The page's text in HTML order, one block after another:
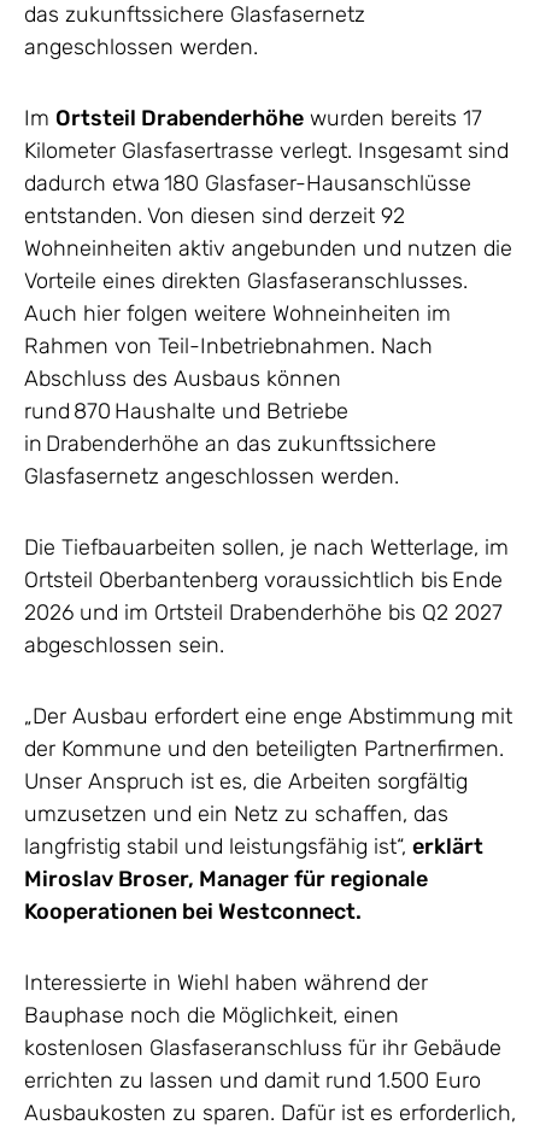
das zukunftssichere Glasfasernetz
angeschlossen werden.
Im Ortsteil Drabenderhöhe wurden bereits 17
Kilometer Glasfasertrasse verlegt. Insgesamt sind
dadurch etwa 180 Glasfaser-Hausanschlüsse
entstanden. Von diesen sind derzeit 92
Wohneinheiten aktiv angebunden und nutzen die
Vorteile eines direkten Glasfaseranschlusses.
Auch hier folgen weitere Wohneinheiten im
Rahmen von Teil-Inbetriebnahmen. Nach
Abschluss des Ausbaus können
rund 870 Haushalte und Betriebe
in Drabenderhöhe an das zukunftssichere
Glasfasernetz angeschlossen werden.
Die Tiefbauarbeiten sollen, je nach Wetterlage, im
Ortsteil Oberbantenberg voraussichtlich bis Ende
2026 und im Ortsteil Drabenderhöhe bis Q2 2027
abgeschlossen sein.
„Der Ausbau erfordert eine enge Abstimmung mit
der Kommune und den beteiligten Partnerfirmen.
Unser Anspruch ist es, die Arbeiten sorgfältig
umzusetzen und ein Netz zu schaffen, das
langfristig stabil und leistungsfähig ist“, erklärt
Miroslav Broser, Manager für regionale
Kooperationen bei Westconnect.
Interessierte in Wiehl haben während der
Bauphase noch die Möglichkeit, einen
kostenlosen Glasfaseranschluss für ihr Gebäude
errichten zu lassen und damit rund 1.500 Euro
Ausbaukosten zu sparen. Dafür ist es erforderlich,